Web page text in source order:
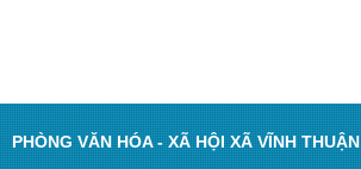
PHÒNG VĂN HÓA - XÃ HỘI XÃ VĨNH THUẬN